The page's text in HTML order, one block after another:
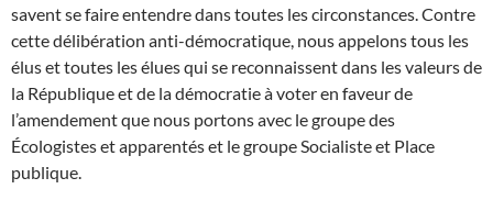
savent se faire entendre dans toutes les circonstances. Contre
cette délibération anti-démocratique, nous appelons tous les
élus et toutes les élues qui se reconnaissent dans les valeurs de
la République et de la démocratie à voter en faveur de
l’amendement que nous portons avec le groupe des
Écologistes et apparentés et le groupe Socialiste et Place
publique.